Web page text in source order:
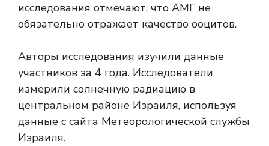
исследования отмечают, что АМГ не
обязательно отражает качество ооцитов.
Авторы исследования изучили данные
участников за 4 года. Исследователи
измерили солнечную радиацию в
центральном районе Израиля, используя
данные с сайта Метеорологической службы
Израиля.